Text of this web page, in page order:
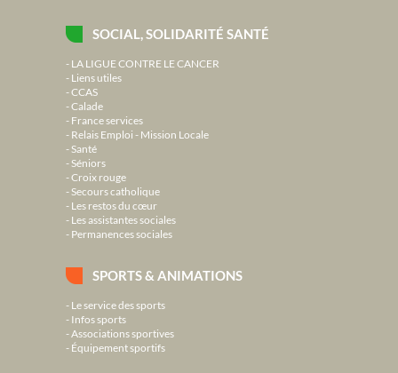
SOCIAL, SOLIDARITÉ SANTÉ
LA LIGUE CONTRE LE CANCER
Liens utiles
CCAS
Calade
France services
Relais Emploi - Mission Locale
Santé
Séniors
Croix rouge
Secours catholique
Les restos du cœur
Les assistantes sociales
Permanences sociales
SPORTS & ANIMATIONS
Le service des sports
Infos sports
Associations sportives
Équipement sportifs